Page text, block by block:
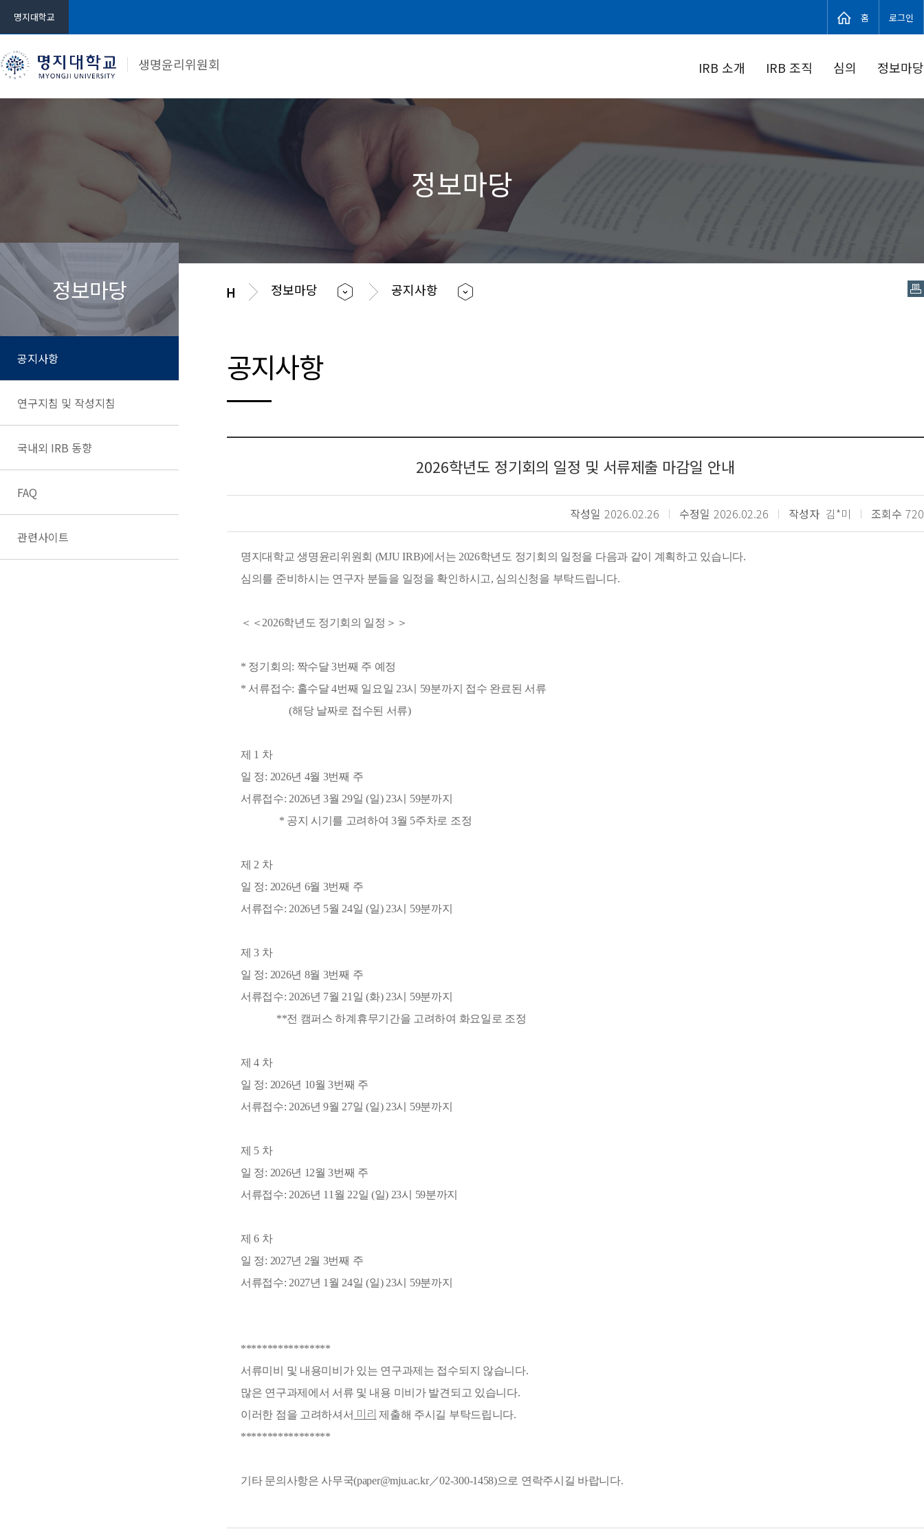
명지대학교 홈 로그인
생명윤리위원회 IRB 소개 IRB 조직 심의 정보마당
정보마당
정보마당
공지사항
연구지침 및 작성지침
국내외 IRB 동향
FAQ
관련사이트
정보마당 공지사항
공지사항
2026학년도 정기회의 일정 및 서류제출 마감일 안내
작성일 2026.02.26 수정일 2026.02.26 작성자 김*미 조회수 720
명지대학교 생명윤리위원회 (MJU IRB)에서는 2026학년도 정기회의 일정을 다음과 같이 계획하고 있습니다.
심의를 준비하시는 연구자 분들을 일정을 확인하시고, 심의신청을 부탁드립니다.
＜＜2026학년도 정기회의 일정＞＞
* 정기회의: 짝수달 3번째 주 예정
* 서류접수: 홀수달 4번째 일요일 23시 59분까지 접수 완료된 서류
(해당 날짜로 접수된 서류)
제 1 차
일 정: 2026년 4월 3번째 주
서류접수: 2026년 3월 29일 (일) 23시 59분까지
* 공지 시기를 고려하여 3월 5주차로 조정
제 2 차
일 정: 2026년 6월 3번째 주
서류접수: 2026년 5월 24일 (일) 23시 59분까지
제 3 차
일 정: 2026년 8월 3번째 주
서류접수: 2026년 7월 21일 (화) 23시 59분까지
**전 캠퍼스 하계휴무기간을 고려하여 화요일로 조정
제 4 차
일 정: 2026년 10월 3번째 주
서류접수: 2026년 9월 27일 (일) 23시 59분까지
제 5 차
일 정: 2026년 12월 3번째 주
서류접수: 2026년 11월 22일 (일) 23시 59분까지
제 6 차
일 정: 2027년 2월 3번째 주
서류접수: 2027년 1월 24일 (일) 23시 59분까지
*****************
서류미비 및 내용미비가 있는 연구과제는 접수되지 않습니다.
많은 연구과제에서 서류 및 내용 미비가 발견되고 있습니다.
이러한 점을 고려하셔서 미리 제출해 주시길 부탁드립니다.
*****************
기타 문의사항은 사무국(paper@mju.ac.kr／02-300-1458)으로 연락주시길 바랍니다.